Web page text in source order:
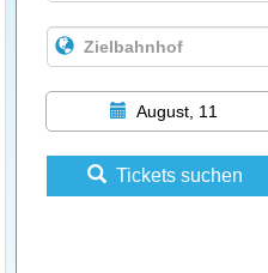
August, 11
Tickets suchen